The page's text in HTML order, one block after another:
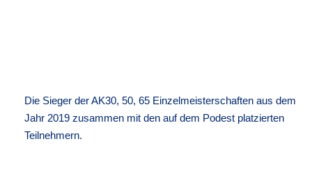
Die Sieger der AK30, 50, 65 Einzelmeisterschaften aus dem
Jahr 2019 zusammen mit den auf dem Podest platzierten
Teilnehmern.